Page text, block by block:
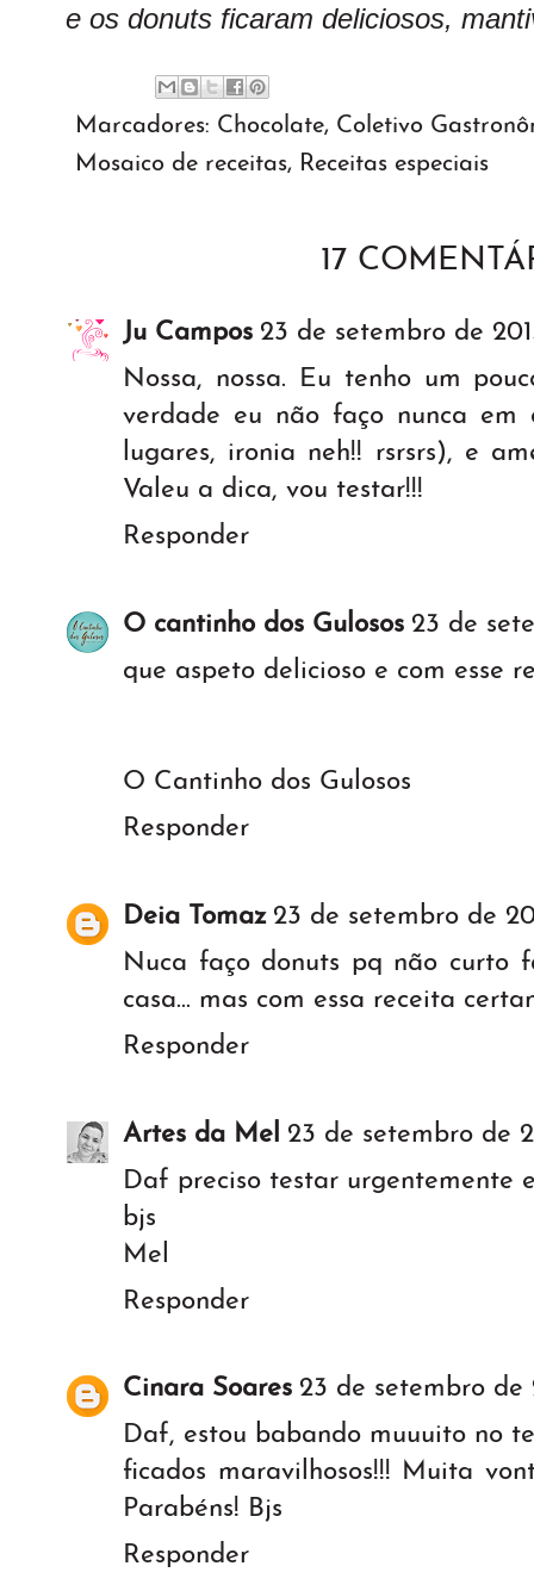
e os donuts ficaram deliciosos,
Marcadores: Chocolate, Coletivo
Mosaico de receitas, Receitas especiais
17
Ju Campos 23 de setembro de
Nossa, nossa. Eu tenho um
verdade eu não faço nunca em
lugares, ironia neh!! rsrsrs), e
Valeu a dica, vou testar!!!
Responder
O cantinho dos Gulosos 23 de
que aspeto delicioso e com esse
O Cantinho dos Gulosos
Responder
Deia Tomaz 23 de setembro de
Nuca faço donuts pq não curto
casa... mas com essa receita
Responder
Artes da Mel 23 de setembro de
Daf preciso testar urgentemente
bjs
Mel
Responder
Cinara Soares 23 de setembro de
Daf, estou babando muuuito no
ficados maravilhosos!!! Muita
Parabéns! Bjs
Responder